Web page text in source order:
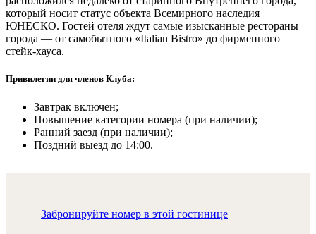
который носит статус объекта Всемирного наследия
ЮНЕСКО. Гостей отеля ждут самые изысканные рестораны
города — от самобытного «Italian Bistro» до фирменного
стейк-хауса.
Привилегии для членов Клуба:
Завтрак включен;
Повышение категории номера (при наличии);
Ранний заезд (при наличии);
Поздний выезд до 14:00.
Забронируйте номер в этой гостинице